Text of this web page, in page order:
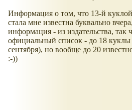
Информация о том, что 13-й куклой
стала мне известна буквально
информация - из издательства, так
официальный список - до 18 куклы
сентября), но вообще до 20
:-))